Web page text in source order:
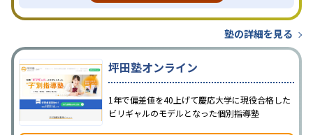
塾の詳細を見る
坪田塾オンライン
1年で偏差値を40上げて慶応大学に現役合格した
ビリギャルのモデルとなった個別指導塾